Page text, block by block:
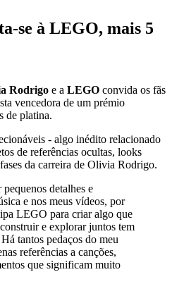
se à LEGO, mais 5
Rodrigo e a LEGO convida os fãs
vencedora de um prémio
de platina.
- algo inédito relacionado
de referências ocultas, looks
da carreira de Olivia Rodrigo.
detalhes e
e nos meus vídeos, por
LEGO para criar algo que
e explorar juntos tem
tantos pedaços do meu
referências a canções,
que significam muito